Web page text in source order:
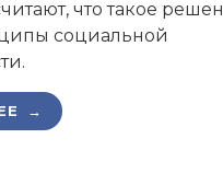
что такое
социальной
→